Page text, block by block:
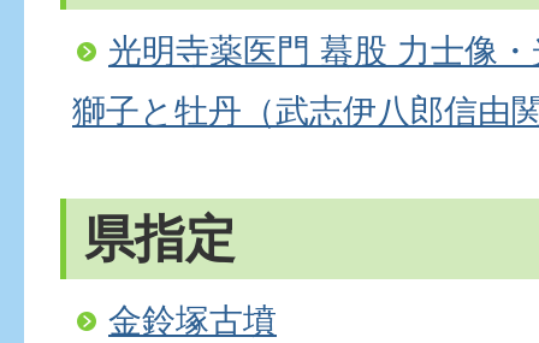
光明寺薬医門 蟇股 力士像
獅子と牡丹（武志伊八郎信由
県指定
金鈴塚古墳